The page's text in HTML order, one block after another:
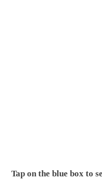
Tap on the blue box to